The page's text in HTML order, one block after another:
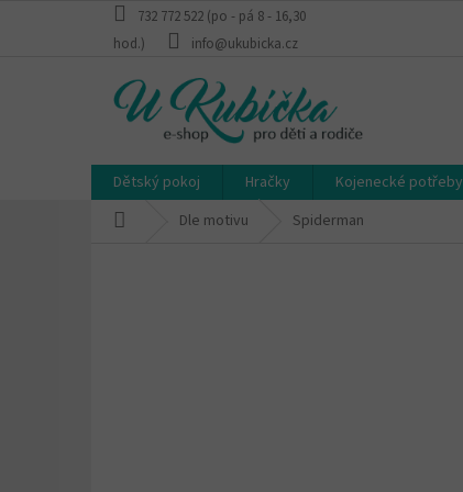
732 772 522 (po - pá 8 - 16,30
hod.)
info@ukubicka.cz
Dětský pokoj Hračky Kojenecké potřeby
Dle motivu Spiderman